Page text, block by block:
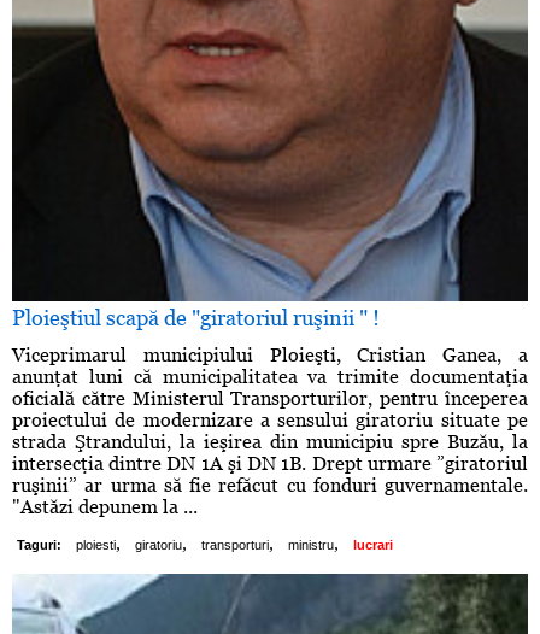
Ploieştiul scapă de "giratoriul ruşinii " !
Viceprimarul municipiului Ploieşti, Cristian Ganea, a
anunţat luni că municipalitatea va trimite documentaţia
oficială către Ministerul Transporturilor, pentru începerea
proiectului de modernizare a sensului giratoriu situate pe
strada Ştrandului, la ieşirea din municipiu spre Buzău, la
intersecţia dintre DN 1A şi DN 1B. Drept urmare ”giratoriul
ruşinii” ar urma să fie refăcut cu fonduri guvernamentale.
"Astăzi depunem la ...
Taguri: ploiesti, giratoriu, transporturi, ministru, lucrari